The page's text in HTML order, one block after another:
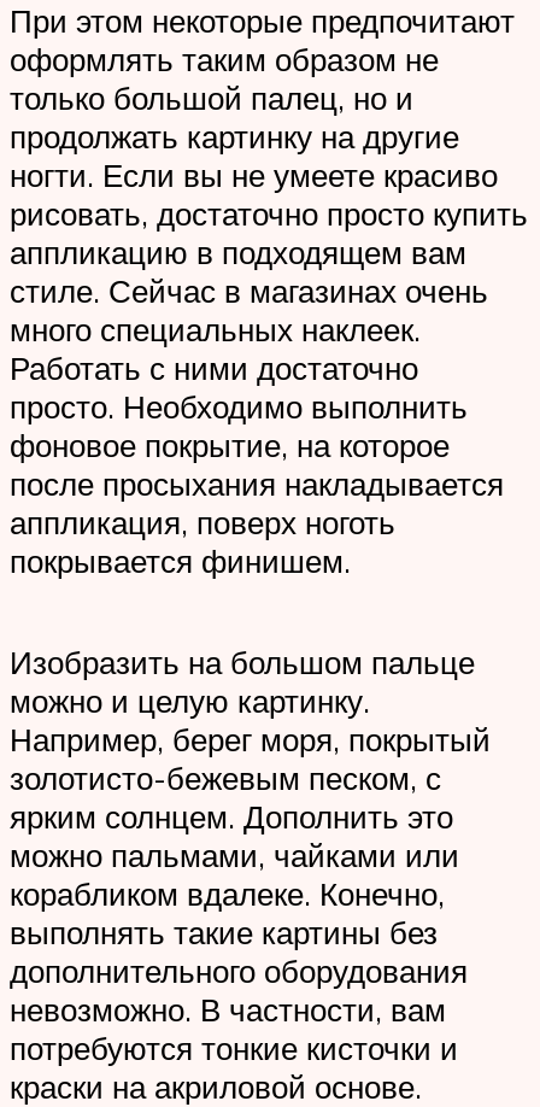
При этом некоторые предпочитают
оформлять таким образом не
только большой палец, но и
продолжать картинку на другие
ногти. Если вы не умеете красиво
рисовать, достаточно просто купить
аппликацию в подходящем вам
стиле. Сейчас в магазинах очень
много специальных наклеек.
Работать с ними достаточно
просто. Необходимо выполнить
фоновое покрытие, на которое
после просыхания накладывается
аппликация, поверх ноготь
покрывается финишем.
Изобразить на большом пальце
можно и целую картинку.
Например, берег моря, покрытый
золотисто-бежевым песком, с
ярким солнцем. Дополнить это
можно пальмами, чайками или
корабликом вдалеке. Конечно,
выполнять такие картины без
дополнительного оборудования
невозможно. В частности, вам
потребуются тонкие кисточки и
краски на акриловой основе.